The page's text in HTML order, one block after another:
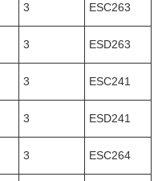
3 ESC263
3 ESD263
3 ESC241
3 ESD241
3 ESC264